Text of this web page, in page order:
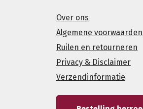
Over ons
Algemene voorwaarden
Ruilen en retourneren
Privacy & Disclaimer
Verzendinformatie